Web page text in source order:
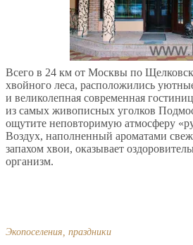
Всего в 24 км от Москвы по
хвойного леса, расположились
и великолепная современная
из самых живописных уголков
ощутите неповторимую атмосферу
Воздух, наполненный ароматами
запахом хвои, оказывает
организм.
Экопоселения, праздники